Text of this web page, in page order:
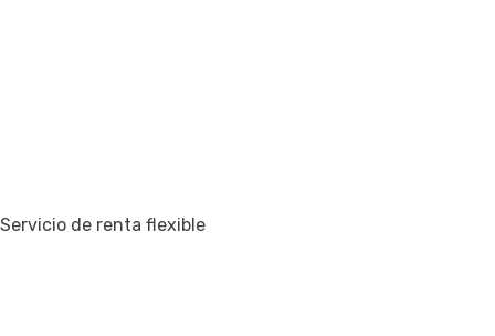
Servicio de renta flexible